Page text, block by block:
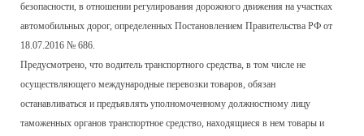
безопасности, в отношении регулирования дорожного движения на участках
автомобильных дорог, определенных Постановлением Правительства РФ от
18.07.2016 № 686.
Предусмотрено, что водитель транспортного средства, в том числе не
осуществляющего международные перевозки товаров, обязан
останавливаться и предъявлять уполномоченному должностному лицу
таможенных органов транспортное средство, находящиеся в нем товары и